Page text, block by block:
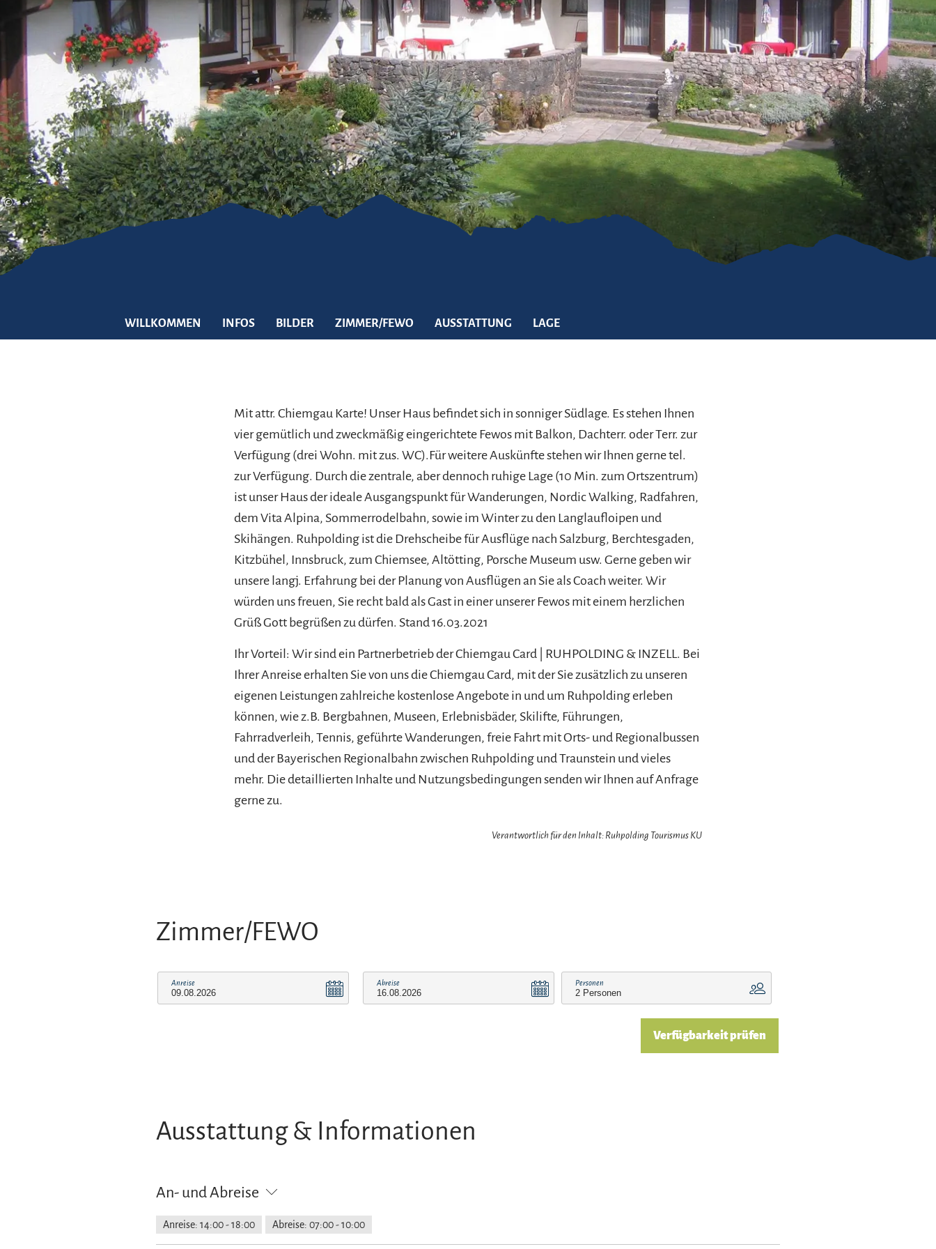
Gleitschirmfliegen &
Luftsport
Interaktive Vollbildkarte
Barrierefreiheit im
Chiemgau
Chiemgau G'schichten
©
WILLKOMMEN INFOS BILDER ZIMMER/FEWO AUSSTATTUNG LAGE
Mit attr. Chiemgau Karte! Unser Haus befindet sich in sonniger Südlage. Es stehen Ihnen
vier gemütlich und zweckmäßig eingerichtete Fewos mit Balkon, Dachterr. oder Terr. zur
Verfügung (drei Wohn. mit zus. WC).Für weitere Auskünfte stehen wir Ihnen gerne tel.
zur Verfügung. Durch die zentrale, aber dennoch ruhige Lage (10 Min. zum Ortszentrum)
ist unser Haus der ideale Ausgangspunkt für Wanderungen, Nordic Walking, Radfahren,
dem Vita Alpina, Sommerrodelbahn, sowie im Winter zu den Langlaufloipen und
Skihängen. Ruhpolding ist die Drehscheibe für Ausflüge nach Salzburg, Berchtesgaden,
Kitzbühel, Innsbruck, zum Chiemsee, Altötting, Porsche Museum usw. Gerne geben wir
unsere langj. Erfahrung bei der Planung von Ausflügen an Sie als Coach weiter. Wir
würden uns freuen, Sie recht bald als Gast in einer unserer Fewos mit einem herzlichen
Grüß Gott begrüßen zu dürfen. Stand 16.03.2021
Ihr Vorteil: Wir sind ein Partnerbetrieb der Chiemgau Card | RUHPOLDING & INZELL. Bei
Ihrer Anreise erhalten Sie von uns die Chiemgau Card, mit der Sie zusätzlich zu unseren
eigenen Leistungen zahlreiche kostenlose Angebote in und um Ruhpolding erleben
können, wie z.B. Bergbahnen, Museen, Erlebnisbäder, Skilifte, Führungen,
Fahrradverleih, Tennis, geführte Wanderungen, freie Fahrt mit Orts- und Regionalbussen
und der Bayerischen Regionalbahn zwischen Ruhpolding und Traunstein und vieles
mehr. Die detaillierten Inhalte und Nutzungsbedingungen senden wir Ihnen auf Anfrage
gerne zu.
Verantwortlich für den Inhalt: Ruhpolding Tourismus KU
Zimmer/FEWO
Anreise Abreise Personen
Verfügbarkeit prüfen
Ausstattung & Informationen
An- und Abreise
Anreise: 14:00 - 18:00 Abreise: 07:00 - 10:00